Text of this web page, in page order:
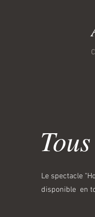
Le spectacle
disponible en